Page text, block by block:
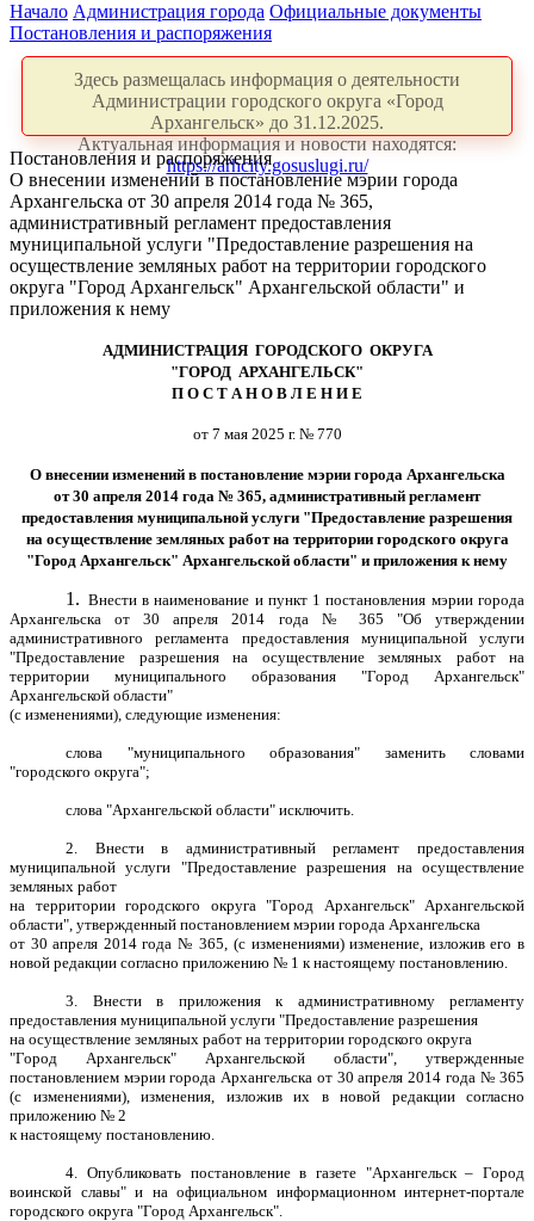
Начало Администрация города Официальные документы
Постановления и распоряжения
Здесь размещалась информация о деятельности
Администрации городского округа «Город
Архангельск» до 31.12.2025.
Актуальная информация и новости находятся:
https://arhcity.gosuslugi.ru/
Постановления и распоряжения
О внесении изменений в постановление мэрии города
Архангельска от 30 апреля 2014 года № 365,
административный регламент предоставления
муниципальной услуги "Предоставление разрешения на
осуществление земляных работ на территории городского
округа "Город Архангельск" Архангельской области" и
приложения к нему
АДМИНИСТРАЦИЯ ГОРОДСКОГО ОКРУГА
"ГОРОД АРХАНГЕЛЬСК"
П О С Т А Н О В Л Е Н И Е
от 7 мая 2025 г. № 770
О внесении изменений в постановление мэрии города Архангельска
от 30 апреля 2014 года № 365, административный регламент
предоставления муниципальной услуги "Предоставление разрешения
на осуществление земляных работ на территории городского округа
"Город Архангельск" Архангельской области" и приложения к нему
1. Внести в наименование и пункт 1 постановления мэрии города
Архангельска от 30 апреля 2014 года № 365 "Об утверждении
административного регламента предоставления муниципальной услуги
"Предоставление разрешения на осуществление земляных работ на
территории муниципального образования "Город Архангельск"
Архангельской области"
(с изменениями), следующие изменения:
слова "муниципального образования" заменить словами
"городского округа";
слова "Архангельской области" исключить.
2. Внести в административный регламент предоставления
муниципальной услуги "Предоставление разрешения на осуществление
земляных работ
на территории городского округа "Город Архангельск" Архангельской
области", утвержденный постановлением мэрии города Архангельска
от 30 апреля 2014 года № 365, (с изменениями) изменение, изложив его в
новой редакции согласно приложению № 1 к настоящему постановлению.
3. Внести в приложения к административному регламенту
предоставления муниципальной услуги "Предоставление разрешения
на осуществление земляных работ на территории городского округа
"Город Архангельск" Архангельской области", утвержденные
постановлением мэрии города Архангельска от 30 апреля 2014 года № 365
(с изменениями), изменения, изложив их в новой редакции согласно
приложению № 2
к настоящему постановлению.
4. Опубликовать постановление в газете "Архангельск – Город
воинской славы" и на официальном информационном интернет-портале
городского округа "Город Архангельск".